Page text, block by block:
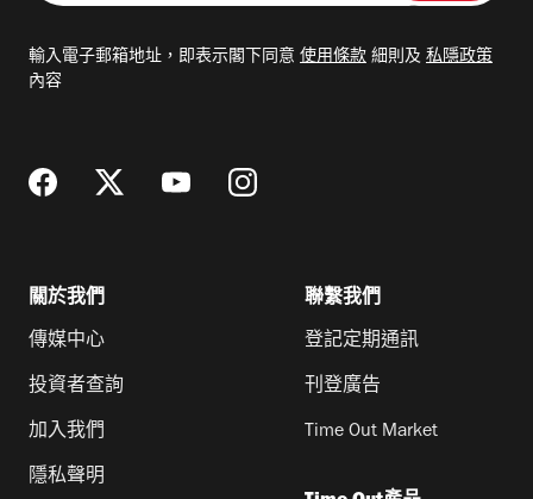
郵
輸入電子郵箱地址，即表示閣下同意 使用條款 細則及 私隱政策
內容
關於我們
傳媒中心
投資者查詢
加入我們
隱私聲明
聯繫我們
登記定期通訊
刊登廣告
Time Out Market